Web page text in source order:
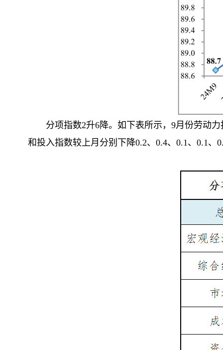
分项指数2升6降。如下表所示，9月份劳动
和投入指数较上月分别下降0.2、0.4、0.1、0.1、